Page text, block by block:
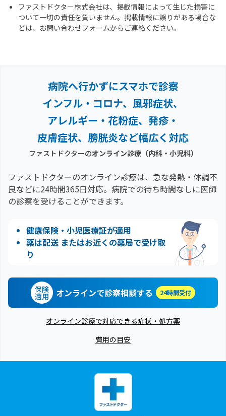
ファストドクター株式会社は、掲載情報によって生じた損害に
ついて一切の責任を負いません。掲載情報に誤りがある場合な
どは、お問い合わせフォームからご連絡ください。
病院へ行かずにスマホで診察
インフル・コロナ、風邪症状、
アレルギー・花粉症、 発疹・
皮膚症状、膀胱炎など幅広く対応
ファストドクターのオンライン診療（内科・小児科）
ファストドクターのオンライン診療は、急な発熱・体調不
良などに24時間365日対応。 病院での待ち時間なしに医師
の診察を受けることができます。
健康保険・小児医療証が適用
薬は配送 またはお近くの薬局で受け取
り
保険
適用 オンラインで診察相談する 24時間受付
オンライン診療で対応できる症状・処方薬
費用の目安